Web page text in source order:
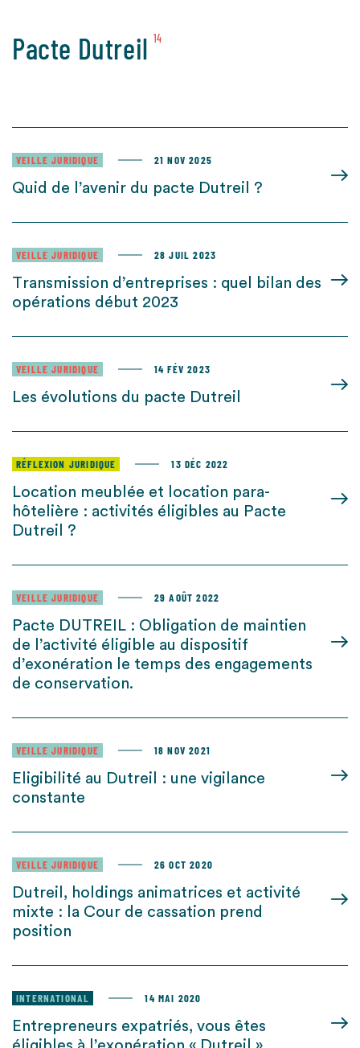
Pacte Dutreil 14
VEILLE JURIDIQUE 21 NOV 2025
Quid de l’avenir du pacte Dutreil ?
VEILLE JURIDIQUE 28 JUIL 2023
Transmission d’entreprises : quel bilan des
opérations début 2023
VEILLE JURIDIQUE 14 FÉV 2023
Les évolutions du pacte Dutreil
RÉFLEXION JURIDIQUE 13 DÉC 2022
Location meublée et location para-
hôtelière : activités éligibles au Pacte
Dutreil ?
VEILLE JURIDIQUE 29 AOÛT 2022
Pacte DUTREIL : Obligation de maintien
de l’activité éligible au dispositif
d’exonération le temps des engagements
de conservation.
VEILLE JURIDIQUE 18 NOV 2021
Eligibilité au Dutreil : une vigilance
constante
VEILLE JURIDIQUE 26 OCT 2020
Dutreil, holdings animatrices et activité
mixte : la Cour de cassation prend
position
INTERNATIONAL 14 MAI 2020
Entrepreneurs expatriés, vous êtes